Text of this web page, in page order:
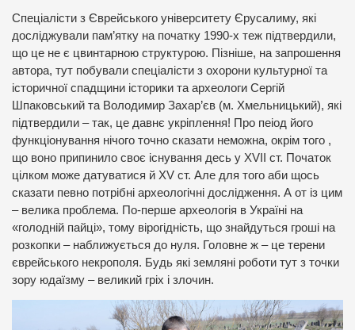
Спеціалісти з Єврейського університету Єрусалиму, які
досліджували пам’ятку на початку 1990-х теж підтвердили,
що це не є цвинтарною структурою. Пізніше, на запрошення
автора, тут побували спеціалісти з охорони культурної та
історичної спадщини історики та археологи Сергій
Шпаковський та Володимир Захар’єв (м. Хмельницький), які
підтвердили – так, це давнє укріплення! Про пеіод його
функціонування нічого точно сказати неможна, окрім того ,
що воно припинило своє існування десь у XVII ст. Початок
цілком може датуватися й XV ст. Але для того аби щось
сказати певно потрібні археологічні дослідження. А от із цим
– велика проблема. По-перше археологія в Україні на
«голодній пайці», тому вірогідність, що знайдуться гроші на
розкопки – наближується до нуля. Головне ж – це терени
єврейського некрополя. Будь які земляні роботи тут з точки
зору юдаїзму – великий гріх і злочин.